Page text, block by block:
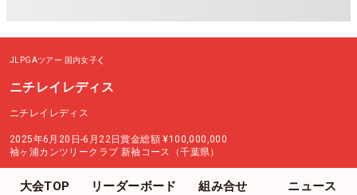
JLPGAツアー 国内女子
ニチレイレディス
ニチレイレディス
2025年6月20日-6月22日賞金総額 ¥100,000,000
袖ヶ浦カンツリークラブ 新袖コース（千葉県）
大会TOP リーダーボード 組み合せ ニュース